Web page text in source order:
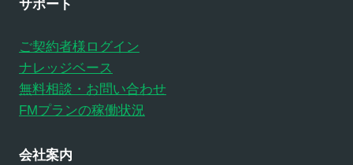
サポート
ご契約者様ログイン
ナレッジベース
無料相談・お問い合わせ
FMプランの稼働状況
会社案内